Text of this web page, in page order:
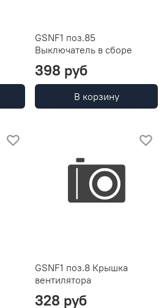
GSNF1 поз.85
Выключатель в сборе
398 руб
В корзину
GSNF1 поз.8 Крышка
вентилятора
328 руб